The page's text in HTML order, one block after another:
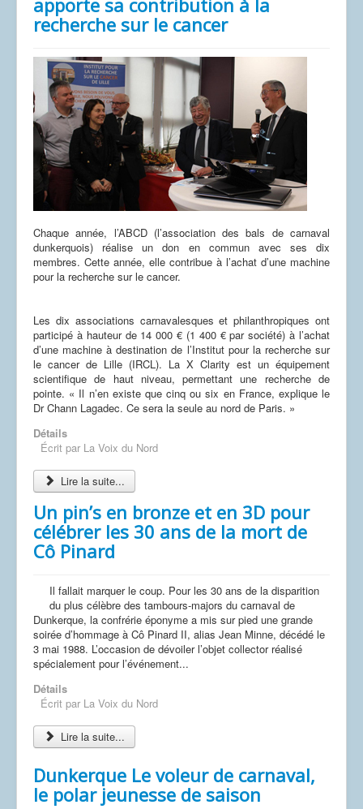
recherche sur le cancer
Chaque année, l’ABCD (l’association des bals de carnaval
dunkerquois) réalise un don en commun avec ses dix
membres. Cette année, elle contribue à l’achat d’une machine
pour la recherche sur le cancer.
Les dix associations carnavalesques et philanthropiques ont
participé à hauteur de 14 000 € (1 400 € par société) à l’achat
d’une machine à destination de l’Institut pour la recherche sur
le cancer de Lille (IRCL). La X Clarity est un équipement
scientifique de haut niveau, permettant une recherche de
pointe. « Il n’en existe que cinq ou six en France, explique le
Dr Chann Lagadec. Ce sera la seule au nord de Paris. »
Détails
Écrit par La Voix du Nord
Lire la suite...
Un pin’s en bronze et en 3D pour
célébrer les 30 ans de la mort de
Cô Pinard
Il fallait marquer le coup. Pour les 30 ans de la disparition
du plus célèbre des tambours-majors du carnaval de
Dunkerque, la confrérie éponyme a mis sur pied une grande
soirée d’hommage à Cô Pinard II, alias Jean Minne, décédé le
3 mai 1988. L’occasion de dévoiler l’objet collector réalisé
spécialement pour l’événement...
Détails
Écrit par La Voix du Nord
Lire la suite...
Dunkerque Le voleur de carnaval,
le polar jeunesse de saison